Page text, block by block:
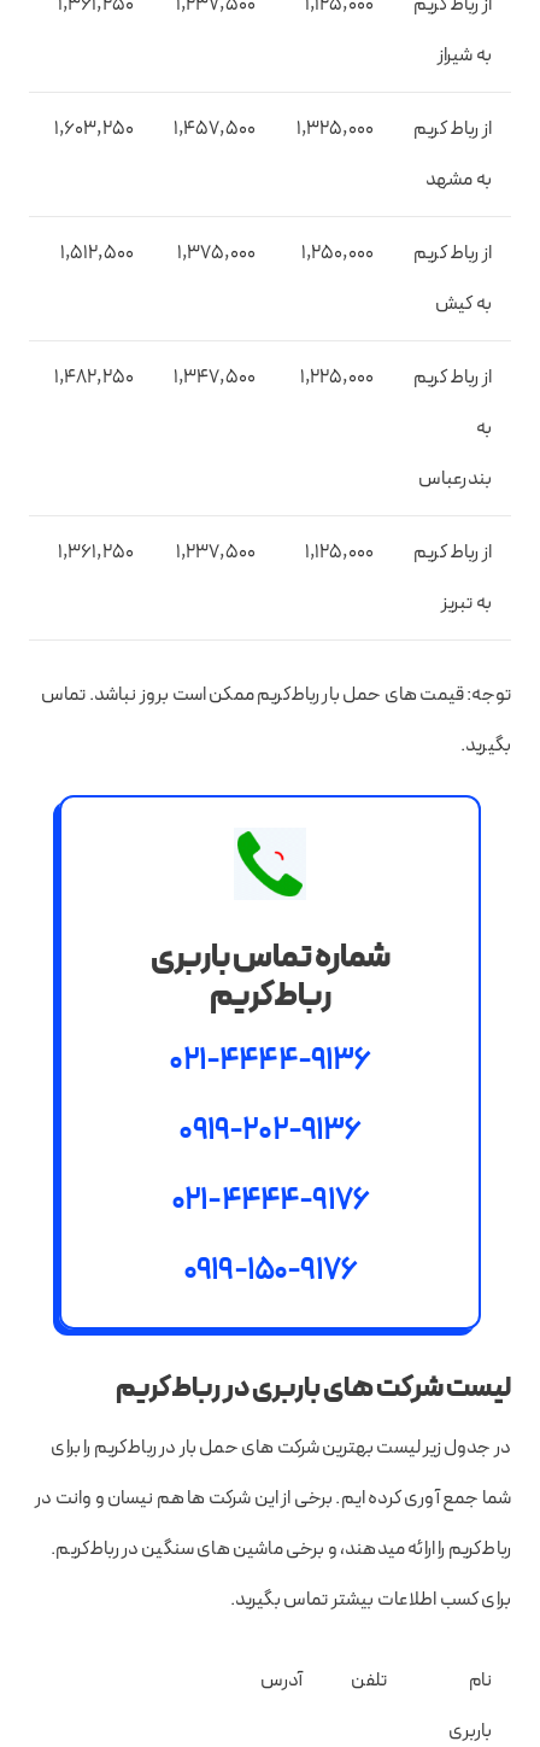
به شیراز
از رباط کریم
به مشهد
1,325,000
1,457,500
1,603,250
از رباط کریم
به کیش
1,250,000
1,375,000
1,512,500
از رباط کریم
به
بندرعباس
1,225,000
1,347,500
1,482,250
از رباط کریم
به تبریز
1,125,000
1,237,500
1,361,250
توجه: قیمت های حمل بار رباط‌کریم ممکن است بروز نباشد. تماس
بگیرید.
شماره تماس باربری
رباط‌کریم
021-4444-9136
0919-202-9136
021-4444-9176
0919-150-9176
لیست شرکت های باربری در رباط‌کریم
در جدول زیر لیست بهترین شرکت های حمل بار در رباط‌کریم را برای
شما جمع آوری کرده ایم. برخی از این شرکت ها هم نیسان و وانت در
رباط‌کریم را ارائه میدهند، و برخی ماشین های سنگین در رباط‌کریم.
برای کسب اطلاعات بیشتر تماس بگیرید.
نام
باربری
تلفن آدرس